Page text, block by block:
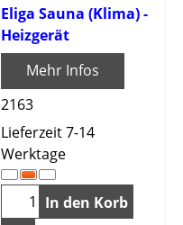
Eliga Sauna (Klima) -
Heizgerät
Mehr Infos
2163
Lieferzeit 7-14
Werktage
In den Korb